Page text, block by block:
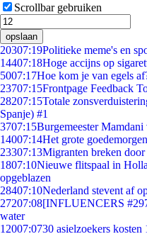
Scrollbar gebruiken
opslaan
20307:19Politieke meme's en
14407:18Hoge accijns op
5007:17Hoe kom je van egels
23707:15Frontpage Feedback
28207:15Totale
Spanje) #1
3707:15Burgemeester
14007:14Het grote
23307:13Migranten breken
1807:10Nieuwe flitspaal in
opgeblazen
28407:10Nederland stevent af
27207:08[INFLUENCERS
water
12007:0730 asielzoekers